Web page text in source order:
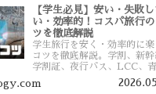
【学生必見】安い・失敗
い・効率的！コスパ旅行の
ツを徹底解説
学生旅行を安く・効率的に楽
コツを徹底解説。学割、新幹
学割証、夜行バス、LCC、
18きっぷ、レンタカー割り
ど、学生向けの節約旅行術を